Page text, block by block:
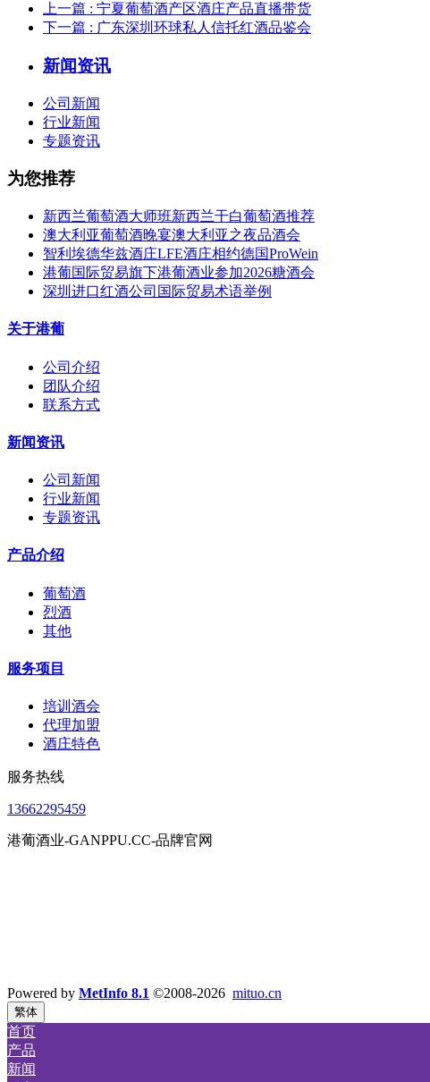
上一篇 : 宁夏葡萄酒产区酒庄产品直播带货
下一篇 : 广东深圳环球私人信托红酒品鉴会
新闻资讯
公司新闻
行业新闻
专题资讯
为您推荐
新西兰葡萄酒大师班新西兰干白葡萄酒推荐
澳大利亚葡萄酒晚宴澳大利亚之夜品酒会
智利埃德华兹酒庄LFE酒庄相约德国ProWein
港葡国际贸易旗下港葡酒业参加2026糖酒会
深圳进口红酒公司国际贸易术语举例
关于港葡
公司介绍
团队介绍
联系方式
新闻资讯
公司新闻
行业新闻
专题资讯
产品介绍
葡萄酒
烈酒
其他
服务项目
培训酒会
代理加盟
酒庄特色
服务热线
13662295459
港葡酒业-GANPPU.CC-品牌官网
Powered by MetInfo 8.1 ©2008-2026 mituo.cn
繁体
首页
产品
新闻